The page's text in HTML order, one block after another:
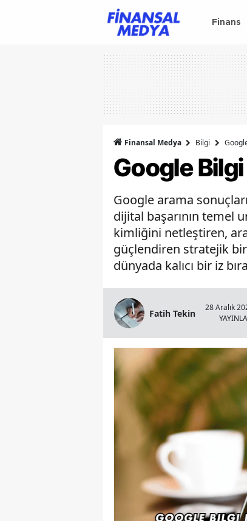
Finans
Finansal Medya Bilgi
Google
Google arama
dijital başarının temel
kimliğini netleştiren,
güçlendiren stratejik
dünyada kalıcı bir iz
Fatih Tekin
28 Aralık